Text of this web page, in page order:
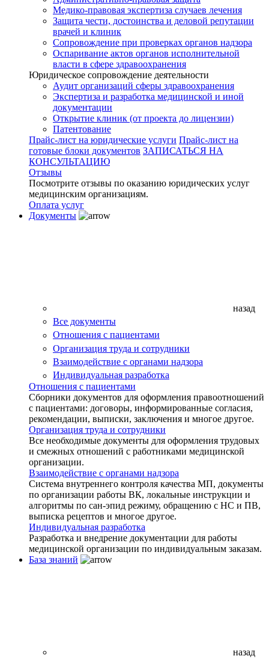
Медико-правовая экспертиза случаев лечения
Защита чести, достоинства и деловой репутации
врачей и клиник
Сопровождение при проверках органов надзора
Оспаривание актов органов исполнительной
власти в сфере здравоохранения
Юридическое сопровождение деятельности
Аудит организаций сферы здравоохранения
Экспертиза и разработка медицинской и иной
документации
Открытие клиник (от проекта до лицензии)
Патентование
Прайс-лист на юридические услуги Прайс-лист на
готовые блоки документов ЗАПИСАТЬСЯ НА
КОНСУЛЬТАЦИЮ
Отзывы
Посмотрите отзывы по оказанию юридических услуг
медицинским организациям.
Оплата услуг
Документы
назад
Все документы
Отношения с пациентами
Организация труда и сотрудники
Взаимодействие с органами надзора
Индивидуальная разработка
Отношения с пациентами
Сборники документов для оформления правоотношений
с пациентами: договоры, информированные согласия,
рекомендации, выписки, заключения и многое другое.
Организация труда и сотрудники
Все необходимые документы для оформления трудовых
и смежных отношений с работниками медицинской
организации.
Взаимодействие с органами надзора
Система внутреннего контроля качества МП, документы
по организации работы ВК, локальные инструкции и
алгоритмы по сан-эпид режиму, обращению с НС и ПВ,
выписка рецептов и многое другое.
Индивидуальная разработка
Разработка и внедрение документации для работы
медицинской организации по индивидуальным заказам.
База знаний
назад